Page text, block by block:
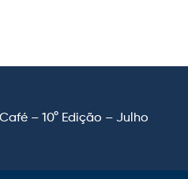
– 10° Edição – Julho